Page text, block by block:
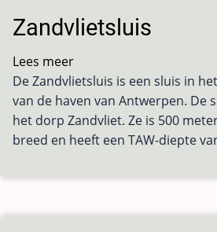
Zandvlietsluis
Lees meer
Zandvlietsluis
De Zandvlietsluis is een sluis in
van de haven van Antwerpen. De
het dorp Zandvliet. Ze is 500
breed en heeft een TAW-diepte